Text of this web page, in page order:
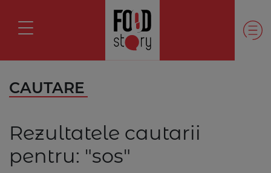
CAUTARE
Rezultatele cautarii
pentru: "sos"